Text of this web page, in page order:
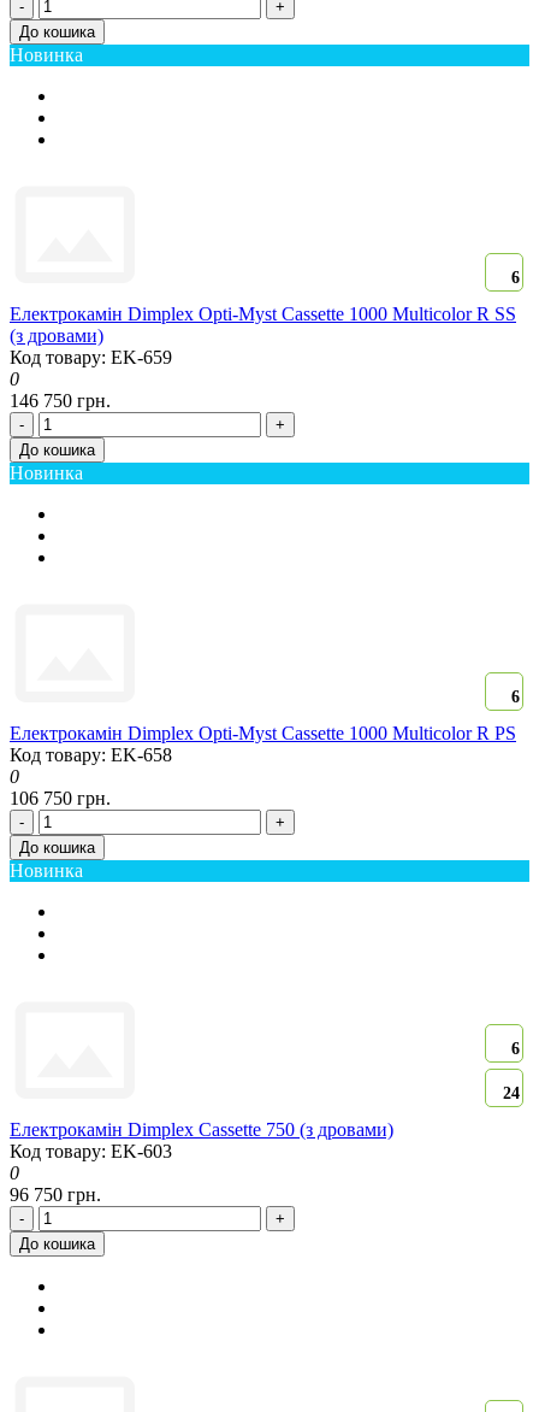
-
+
До кошика
Новинка
6
Електрокамін Dimplex Opti-Myst Cassette 1000 Multicolor R SS
(з дровами)
Код товару: EK-659
0
146 750 грн.
-
+
До кошика
Новинка
6
Електрокамін Dimplex Opti-Myst Cassette 1000 Multicolor R PS
Код товару: EK-658
0
106 750 грн.
-
+
До кошика
Новинка
6
24
Електрокамін Dimplex Cassette 750 (з дровами)
Код товару: EK-603
0
96 750 грн.
-
+
До кошика